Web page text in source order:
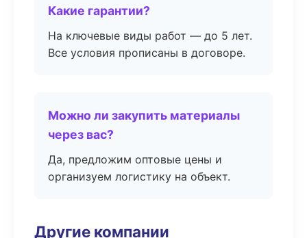
Какие гарантии?
На ключевые виды работ — до 5 лет.
Все условия прописаны в договоре.
Можно ли закупить материалы
через вас?
Да, предложим оптовые цены и
организуем логистику на объект.
Другие компании